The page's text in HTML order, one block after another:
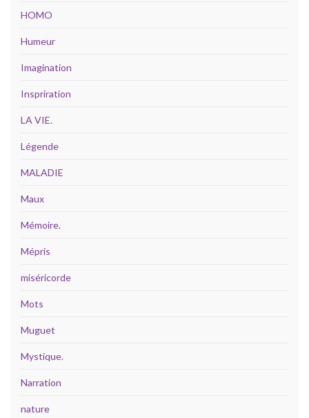
HOMO
Humeur
Imagination
Inspriration
LA VIE.
Légende
MALADIE
Maux
Mémoire.
Mépris
miséricorde
Mots
Muguet
Mystique.
Narration
nature